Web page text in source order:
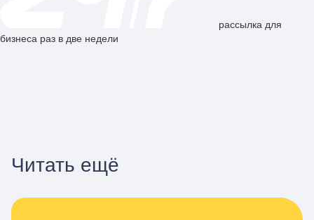
рассылка для
бизнеса раз в две недели
Читать ещё